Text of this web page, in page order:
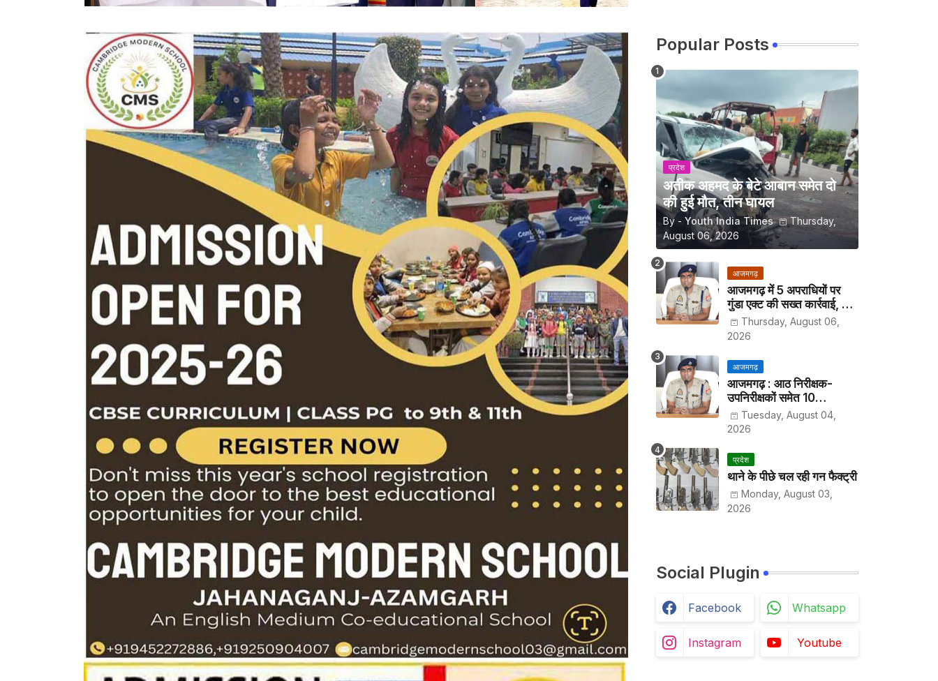
Popular Posts
प्रदेश
अतीक अहमद के बेटे आबान समेत दो
की हुई मौत, तीन घायल
By - Youth India Times
Thursday,
August 06, 2026
आजमगढ़
आजमगढ़ में 5 अपराधियों पर
गुंडा एक्ट की सख्त कार्रवाई, अब
हर पखवाड़े थाने में लगानी होगी
हाजिरी
Thursday, August 06,
2026
आजमगढ़
आजमगढ़ : आठ निरीक्षक-
उपनिरीक्षकों समेत 10
अधिकारियों के तबादले
Tuesday, August 04,
2026
प्रदेश
थाने के पीछे चल रही गन फैक्ट्री
Monday, August 03,
2026
Social Plugin
Facebook Whatsapp
Instagram Youtube